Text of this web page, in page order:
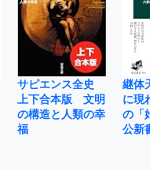
サピエンス全史
上下合本版 文明
の構造と人類の幸
福
継体
に現
の「
公新